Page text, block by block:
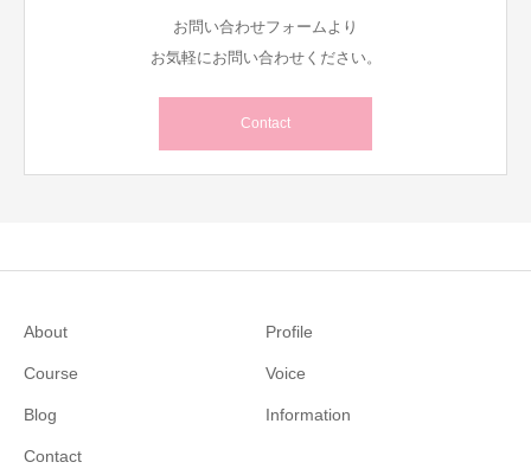
お問い合わせフォームより
お気軽にお問い合わせください。
Contact
About Profile
Course Voice
Blog Information
Contact